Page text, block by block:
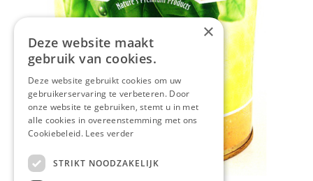
×
Deze website maakt
gebruik van cookies.
Deze website gebruikt cookies om uw
gebruikerservaring te verbeteren. Door
onze website te gebruiken, stemt u in met
alle cookies in overeenstemming met ons
Cookiebeleid. Lees verder
STRIKT NOODZAKELIJK